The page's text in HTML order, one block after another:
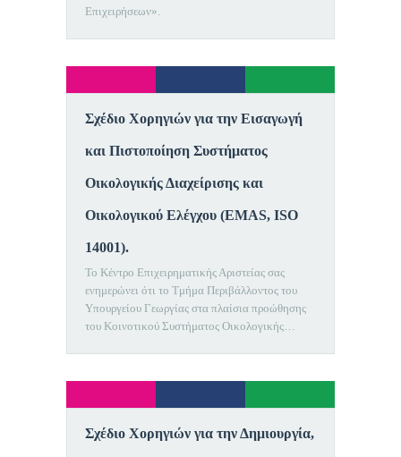
Επιχειρήσεων».
Σχέδιο Χορηγιών για την Εισαγωγή
και Πιστοποίηση Συστήματος
Οικολογικής Διαχείρισης και
Οικολογικού Ελέγχου (EMAS, ISO
14001).
Το Κέντρο Επιχειρηματικής Αριστείας σας
ενημερώνει ότι το Τμήμα Περιβάλλοντος του
Υπουργείου Γεωργίας στα πλαίσια προώθησης
του Κοινοτικού Συστήματος Οικολογικής…
Σχέδιο Χορηγιών για την Δημιουργία,